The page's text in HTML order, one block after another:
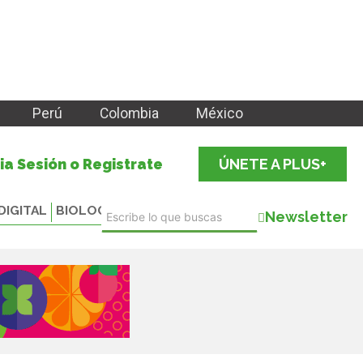
Perú Colombia México
Sesión o Registrate ÚNETE A PLUS+
BIOLOGICALS Newsletter